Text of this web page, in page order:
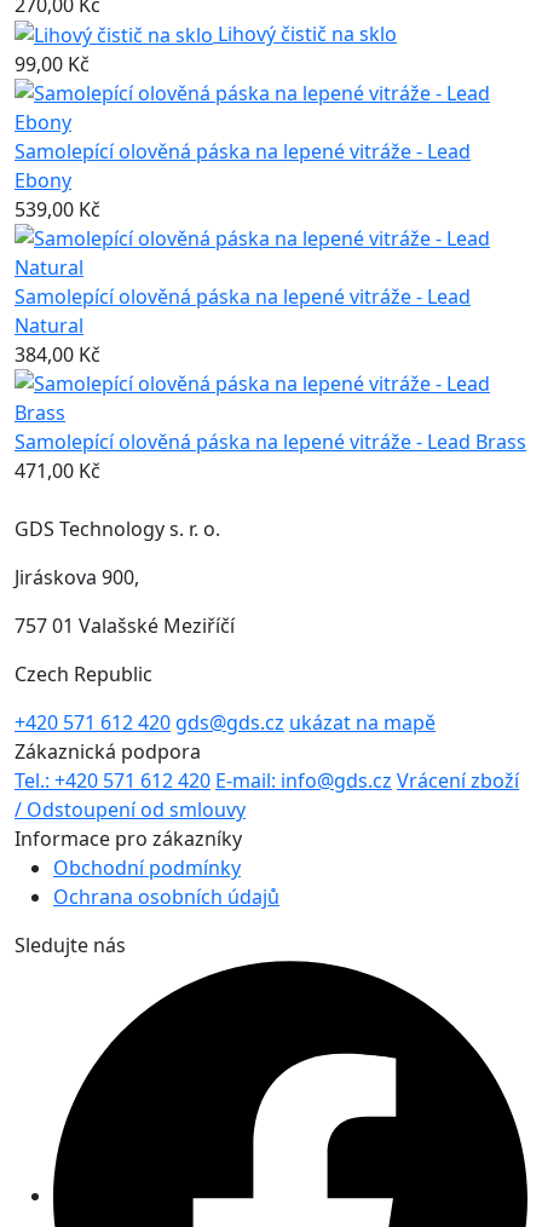
Lihový čistič na sklo
99,00 Kč
Samolepící olověná páska na lepené vitráže - Lead
Ebony
539,00 Kč
Samolepící olověná páska na lepené vitráže - Lead
Natural
384,00 Kč
Samolepící olověná páska na lepené vitráže - Lead Brass
471,00 Kč
GDS Technology s. r. o.
Jiráskova 900,
757 01 Valašské Meziříčí
Czech Republic
+420 571 612 420 gds@gds.cz ukázat na mapě
Zákaznická podpora
Tel.: +420 571 612 420 E-mail: info@gds.cz Vrácení zboží
/ Odstoupení od smlouvy
Informace pro zákazníky
Obchodní podmínky
Ochrana osobních údajů
Sledujte nás